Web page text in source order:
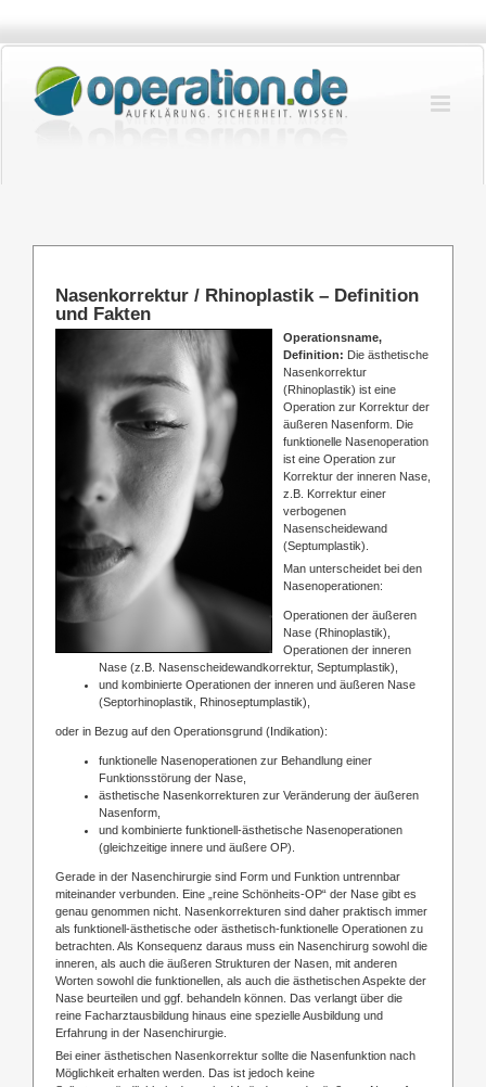
springen
Nasenkorrektur / Rhinoplastik – Definition
und Fakten
Operationsname,
Definition: Die ästhetische
Nasenkorrektur
(Rhinoplastik) ist eine
Operation zur Korrektur der
äußeren Nasenform. Die
funktionelle Nasenoperation
ist eine Operation zur
Korrektur der inneren Nase,
z.B. Korrektur einer
verbogenen
Nasenscheidewand
(Septumplastik).
Man unterscheidet bei den
Nasenoperationen:
Operationen der äußeren
Nase (Rhinoplastik),
Operationen der inneren
Nase (z.B. Nasenscheidewandkorrektur, Septumplastik),
und kombinierte Operationen der inneren und äußeren Nase
(Septorhinoplastik, Rhinoseptumplastik),
oder in Bezug auf den Operationsgrund (Indikation):
funktionelle Nasenoperationen zur Behandlung einer
Funktionsstörung der Nase,
ästhetische Nasenkorrekturen zur Veränderung der äußeren
Nasenform,
und kombinierte funktionell-ästhetische Nasenoperationen
(gleichzeitige innere und äußere OP).
Gerade in der Nasenchirurgie sind Form und Funktion untrennbar
miteinander verbunden. Eine „reine Schönheits-OP“ der Nase gibt es
genau genommen nicht. Nasenkorrekturen sind daher praktisch immer
als funktionell-ästhetische oder ästhetisch-funktionelle Operationen zu
betrachten. Als Konsequenz daraus muss ein Nasenchirurg sowohl die
inneren, als auch die äußeren Strukturen der Nasen, mit anderen
Worten sowohl die funktionellen, als auch die ästhetischen Aspekte der
Nase beurteilen und ggf. behandeln können. Das verlangt über die
reine Facharztausbildung hinaus eine spezielle Ausbildung und
Erfahrung in der Nasenchirurgie.
Bei einer ästhetischen Nasenkorrektur sollte die Nasenfunktion nach
Möglichkeit erhalten werden. Das ist jedoch keine